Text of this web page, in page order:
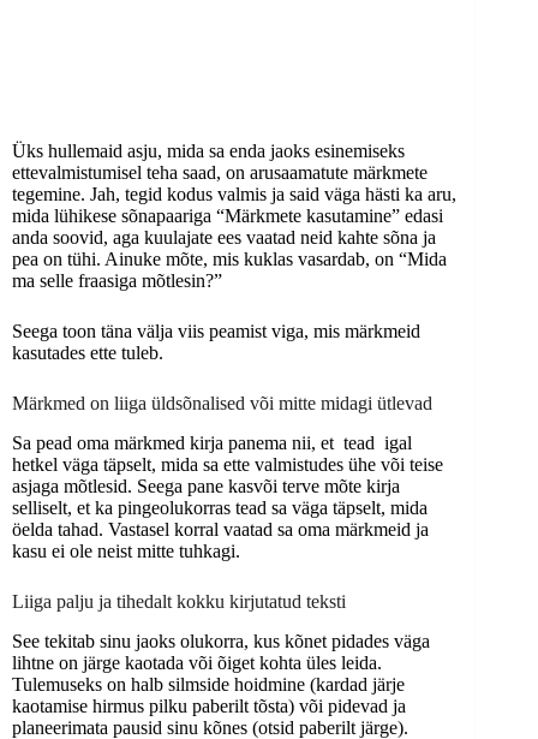
Üks hullemaid asju, mida sa enda jaoks esinemiseks
ettevalmistumisel teha saad, on arusaamatute märkmete
tegemine. Jah, tegid kodus valmis ja said väga hästi ka aru,
mida lühikese sõnapaariga “Märkmete kasutamine” edasi
anda soovid, aga kuulajate ees vaatad neid kahte sõna ja
pea on tühi. Ainuke mõte, mis kuklas vasardab, on “Mida
ma selle fraasiga mõtlesin?”
Seega toon täna välja viis peamist viga, mis märkmeid
kasutades ette tuleb.
Märkmed on liiga üldsõnalised või mitte midagi ütlevad
Sa pead oma märkmed kirja panema nii, et tead igal
hetkel väga täpselt, mida sa ette valmistudes ühe või teise
asjaga mõtlesid. Seega pane kasvõi terve mõte kirja
selliselt, et ka pingeolukorras tead sa väga täpselt, mida
öelda tahad. Vastasel korral vaatad sa oma märkmeid ja
kasu ei ole neist mitte tuhkagi.
Liiga palju ja tihedalt kokku kirjutatud teksti
See tekitab sinu jaoks olukorra, kus kõnet pidades väga
lihtne on järge kaotada või õiget kohta üles leida.
Tulemuseks on halb silmside hoidmine (kardad järje
kaotamise hirmus pilku paberilt tõsta) või pidevad ja
planeerimata pausid sinu kõnes (otsid paberilt järge).